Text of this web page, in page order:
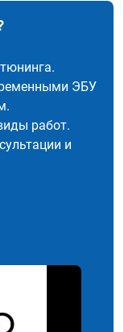
ЭБУ
работ.
и